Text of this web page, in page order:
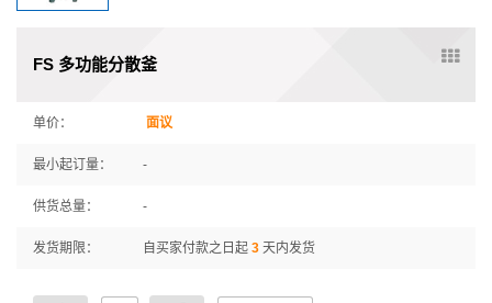
FS 多功能分散釜
单价： 面议
最小起订量： -
供货总量： -
发货期限： 自买家付款之日起 3 天内发货